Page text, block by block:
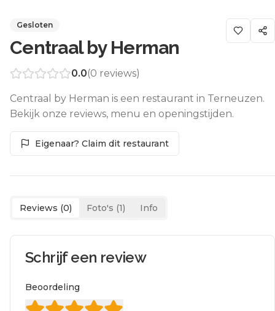
Gesloten
Centraal by Herman
0.0(0 reviews)
Centraal by Herman is een restaurant in Terneuzen.
Bekijk onze reviews, menu en openingstijden.
Eigenaar? Claim dit restaurant
Reviews (0) Foto's (1) Info
Schrijf een review
Beoordeling